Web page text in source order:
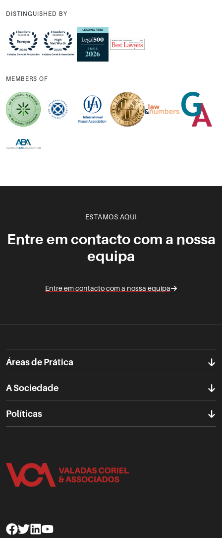
DISTINGUISHED BY
MEMBERS OF
ESTAMOS AQUI
Entre em contacto com a nossa
equipa
Entre em contacto com a nossa equipa
Áreas de Prática
A Sociedade
Políticas
Facebook
TwitterLinkedinYoutube